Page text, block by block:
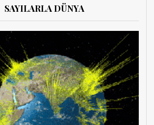
SAYILARLA DÜNYA